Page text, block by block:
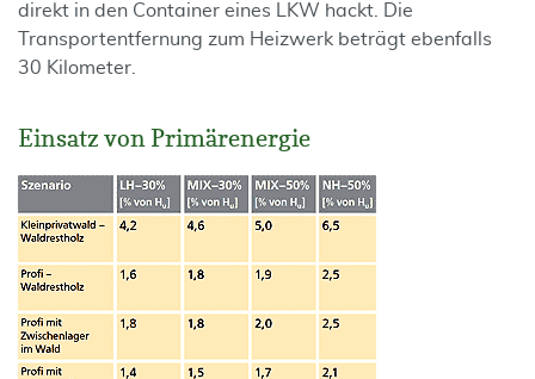
direkt in den Container eines LKW hackt. Die
Transportentfernung zum Heizwerk beträgt ebenfalls
30 Kilometer.
Einsatz von Primärenergie